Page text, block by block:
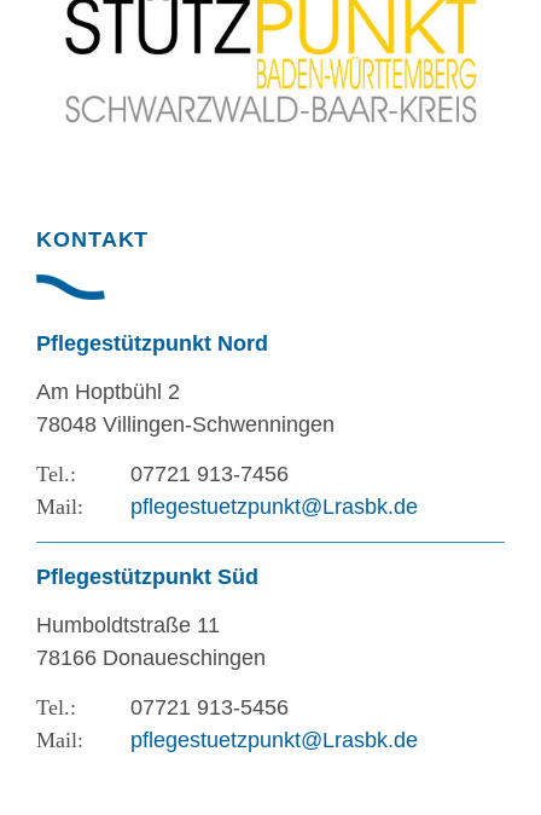
KONTAKT
Pflegestützpunkt Nord
Am Hoptbühl 2
78048 Villingen-Schwenningen
07721 913-7456
pflegestuetzpunkt@Lrasbk.de
Pflegestützpunkt Süd
Humboldtstraße 11
78166 Donaueschingen
07721 913-5456
pflegestuetzpunkt@Lrasbk.de